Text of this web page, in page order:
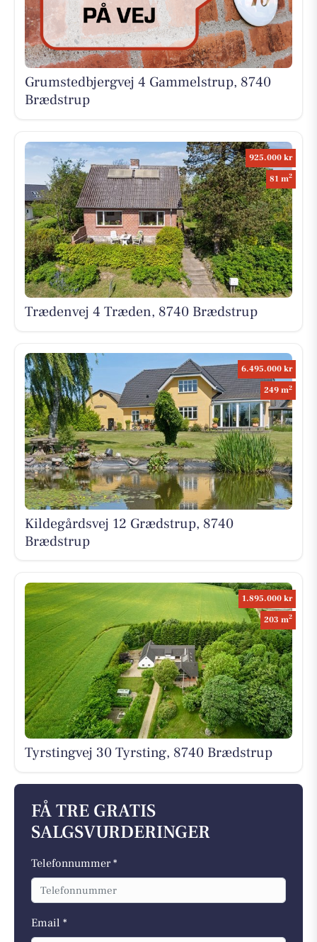
Grumstedbjergvej 4 Gammelstrup, 8740
Brædstrup
925.000 kr
81 m2
Trædenvej 4 Træden, 8740 Brædstrup
6.495.000 kr
249 m2
Kildegårdsvej 12 Grædstrup, 8740
Brædstrup
1.895.000 kr
203 m2
Tyrstingvej 30 Tyrsting, 8740 Brædstrup
FÅ TRE GRATIS
SALGSVURDERINGER
Telefonnummer *
Email *